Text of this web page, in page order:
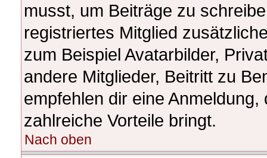
musst, um Beiträge zu
registriertes Mitglied
zum Beispiel Avatarbilder,
andere Mitglieder, Beitritt zu
empfehlen dir eine
zahlreiche Vorteile bringt.
Nach oben